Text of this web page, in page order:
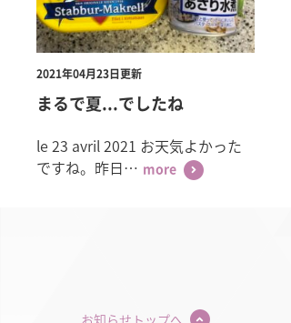
2021年04月23日更新
まるで夏...でしたね
le 23 avril 2021 お天気よかった
ですね。昨日… more
お知らせトップへ